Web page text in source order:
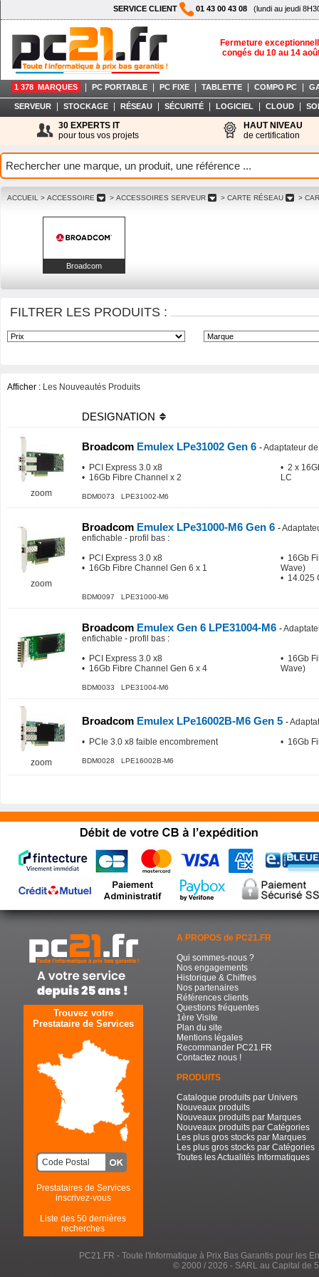
SERVICE CLIENT 01 43 00 43 08 (lundi au jeudi
Fermeture
congés du 10 au 14
1 378 MARQUES PC PORTABLE PC FIXE TABLETTE COMPO PC
SERVEUR STOCKAGE RÉSEAU SÉCURITÉ LOGICIEL CLOUD
30 EXPERTS IT
pour tous vos projets
HAUT NIVEAU
de certification
ACCUEIL > ACCESSOIRE > ACCESSOIRES SERVEUR > CARTE RÉSEAU >
Broadcom
FILTRER LES PRODUITS :
Afficher : Les Nouveautés Produits
DESIGNATION
zoom
Broadcom Emulex LPe31002 Gen 6 -Adaptateur
• PCI Express 3.0 x8
• 16Gb Fibre Channel x 2
• 2 x
LC
BDM0073 LPE31002-M6
zoom
Broadcom Emulex LPe31000-M6 Gen 6 -
enfichable - profil bas :
• PCI Express 3.0 x8
• 16Gb Fibre Channel Gen 6 x 1
• 16Gb
Wave)
• 14.025
BDM0097 LPE31000-M6
Broadcom Emulex Gen 6 LPE31004-M6 -
enfichable - profil bas :
• PCI Express 3.0 x8
• 16Gb Fibre Channel Gen 6 x 4
• 16Gb
Wave)
BDM0033 LPE31004-M6
zoom
Broadcom Emulex LPe16002B-M6 Gen 5 -
• PCIe 3.0 x8 faible encombrement
• 16Gb
BDM0028 LPE16002B-M6
Trouvez votre
Prestataire de Services
Prestataires de Services
inscrivez-vous
Liste des 50 dernières
recherches
A PROPOS de PC21.FR
Qui sommes-nous ?
Nos engagements
Historique & Chiffres
Nos partenaires
Références clients
Questions fréquentes
1ère Visite
Plan du site
Mentions légales
Recommander PC21.FR
Contactez nous !
PRODUITS
Catalogue produits par Univers
Nouveaux produits
Nouveaux produits par Marques
Nouveaux produits par Catégories
Les plus gros stocks par Marques
Les plus gros stocks par Catégories
Toutes les Actualités Informatiques
PC21.FR - Toute l'Informatique à Prix Bas Garantis pour les
© 2000 / 2026 - SARL au Capital de